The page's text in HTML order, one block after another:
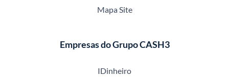
Mapa Site
Empresas do Grupo CASH3
IDinheiro